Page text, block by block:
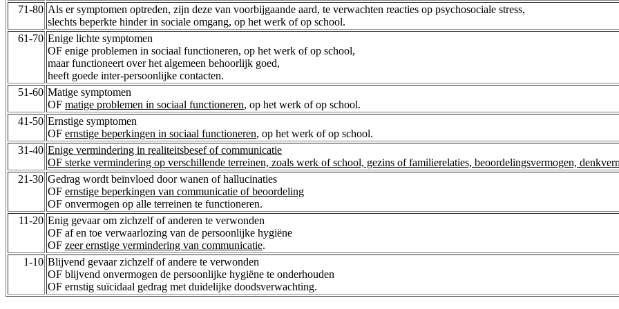
71-80 Als er symptomen optreden, zijn deze van voorbijgaande aard, te verwachten reacties op psychosociale stress,
slechts beperkte hinder in sociale omgang, op het werk of op school.
61-70 Enige lichte symptomen
OF enige problemen in sociaal functioneren, op het werk of op school,
maar functioneert over het algemeen behoorlijk goed,
heeft goede inter-persoonlijke contacten.
51-60 Matige symptomen
OF matige problemen in sociaal functioneren, op het werk of op school.
41-50 Ernstige symptomen
OF ernstige beperkingen in sociaal functioneren, op het werk of op school.
31-40 Enige vermindering in realiteitsbesef of communicatie
OF sterke vermindering op verschillende terreinen, zoals werk of school, gezins of familierelaties, beoordelingsvermogen,
21-30 Gedrag wordt beïnvloed door wanen of hallucinaties
OF ernstige beperkingen van communicatie of beoordeling
OF onvermogen op alle terreinen te functioneren.
11-20 Enig gevaar om zichzelf of anderen te verwonden
OF af en toe verwaarlozing van de persoonlijke hygiëne
OF zeer ernstige vermindering van communicatie.
1-10 Blijvend gevaar zichzelf of andere te verwonden
OF blijvend onvermogen de persoonlijke hygiëne te onderhouden
OF ernstig suïcidaal gedrag met duidelijke doodsverwachting.